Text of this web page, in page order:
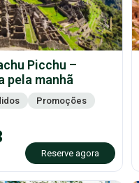
Picchu –
pela manhã
Promoções
Reserve agora